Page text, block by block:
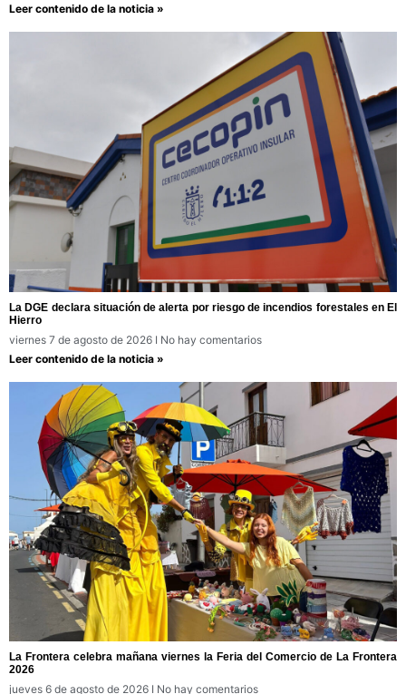
Leer contenido de la noticia »
La DGE declara situación de alerta por riesgo de incendios forestales en El
Hierro
viernes 7 de agosto de 2026
No hay comentarios
Leer contenido de la noticia »
La Frontera celebra mañana viernes la Feria del Comercio de La Frontera
2026
jueves 6 de agosto de 2026 No hay comentarios